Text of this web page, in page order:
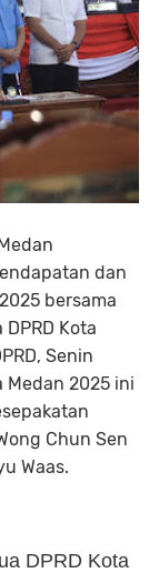
dan
bersama
Kota
Senin
Medan 2025 ini
Chun Sen
Waas.
DPRD Kota